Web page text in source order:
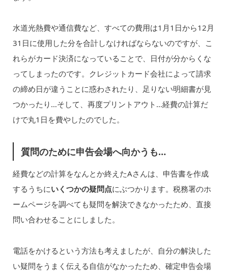
水道光熱費や通信費など、すべての費用は1月1日から12月
31日に使用した分を合計しなければならないのですが、こ
れらがカード決済になっていることで、日付が分からくな
ってしまったのです。クレジットカード会社によって請求
の締め日が違うことに惑わされたり、足りない明細書が見
つかったり…そして、再度プリントアウト…経費の計算だ
けで丸1日を費やしたのでした。
質問のために申告会場へ向かうも…
経費などの計算をなんとか終えたAさんは、申告書を作成
するうちにいくつかの疑問点にぶつかります。税務署のホ
ームページを調べても疑問を解決できなかったため、直接
問い合わせることにしました。
電話をかけるという方法も考えましたが、自分の解決した
い疑問をうまく伝える自信がなかったため、確定申告会場